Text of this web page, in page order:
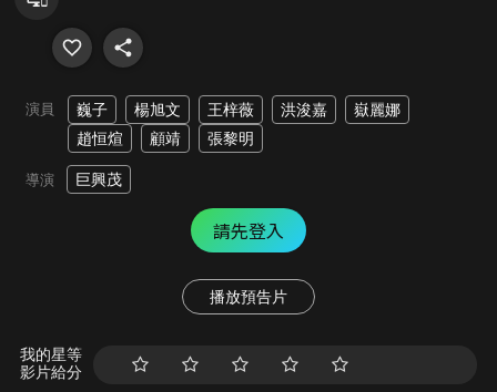
演員 巍子 楊旭文 王梓薇 洪浚嘉
嶽麗娜
趙恒煊
顧靖 張黎明
導演 巨興茂
請先登入
播放預告片
我的星等
影片給分